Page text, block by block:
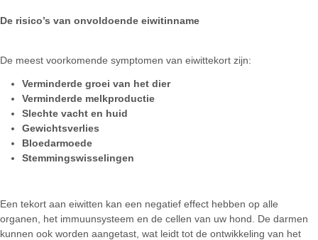
De risico’s van onvoldoende eiwitinname
De meest voorkomende symptomen van eiwittekort zijn:
Verminderde groei van het dier
Verminderde melkproductie
Slechte vacht en huid
Gewichtsverlies
Bloedarmoede
Stemmingswisselingen
Een tekort aan eiwitten kan een negatief effect hebben op alle
organen, het immuunsysteem en de cellen van uw hond. De darmen
kunnen ook worden aangetast, wat leidt tot de ontwikkeling van het